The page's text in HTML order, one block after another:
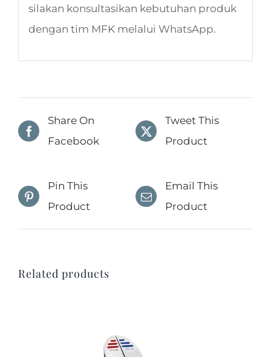
silakan konsultasikan kebutuhan produk
dengan tim MFK melalui WhatsApp.
Share On
Facebook
Tweet This
Product
Pin This
Product
Email This
Product
Related products